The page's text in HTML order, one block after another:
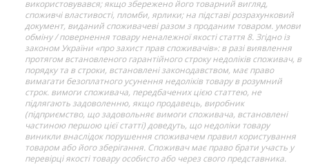
використовувався; якщо збережено його товарний вигляд,
споживчі властивості, пломби, ярлики; на підставі розрахунковий
документ, виданий споживачеві разом з проданим товаром. умови
обміну / повернення товару неналежної якості стаття 8. Згідно із
законом України «про захист прав споживачів»: в разі виявлення
протягом встановленого гарантійного строку недоліків споживач, в
порядку та в строки, встановлені законодавством, має право
вимагати безоплатного усунення недоліків товару в розумний
строк. вимоги споживача, передбачених цією статтею, не
підлягають задоволенню, якщо продавець, виробник
(підприємство, що задовольняє вимоги споживача, встановлені
частиною першою цієї статті) доведуть, що недоліки товару
виникли внаслідок порушення споживачем правил користування
товаром або його зберігання. Споживач має право брати участь у
перевірці якості товару особисто або через свого представника.